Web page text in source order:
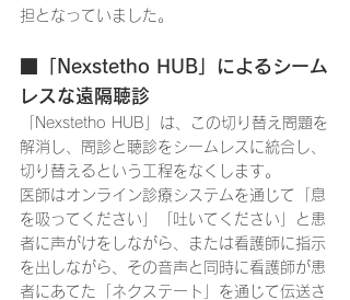
担となっていました。
■「Nexstetho HUB」によるシーム
レスな遠隔聴診
「Nexstetho HUB」は、この切り替え問題を
解消し、問診と聴診をシームレスに統合し、
切り替えるという工程をなくします。
医師はオンライン診療システムを通じて「息
を吸ってください」「吐いてください」と患
者に声がけをしながら、または看護師に指示
を出しながら、その音声と同時に看護師が患
者にあてた「ネクステート」を通じて伝送さ